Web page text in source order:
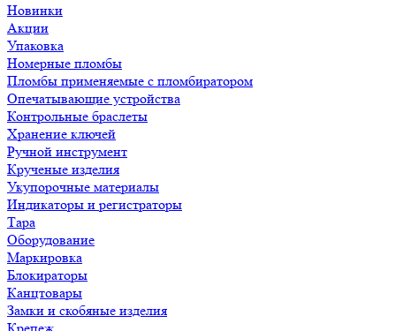
Новинки
Акции
Упаковка
Номерные пломбы
Пломбы применяемые с пломбиратором
Опечатывающие устройства
Контрольные браслеты
Хранение ключей
Ручной инструмент
Крученые изделия
Укупорочные материалы
Индикаторы и регистраторы
Тара
Оборудование
Маркировка
Блокираторы
Канцтовары
Замки и скобяные изделия
Крепеж